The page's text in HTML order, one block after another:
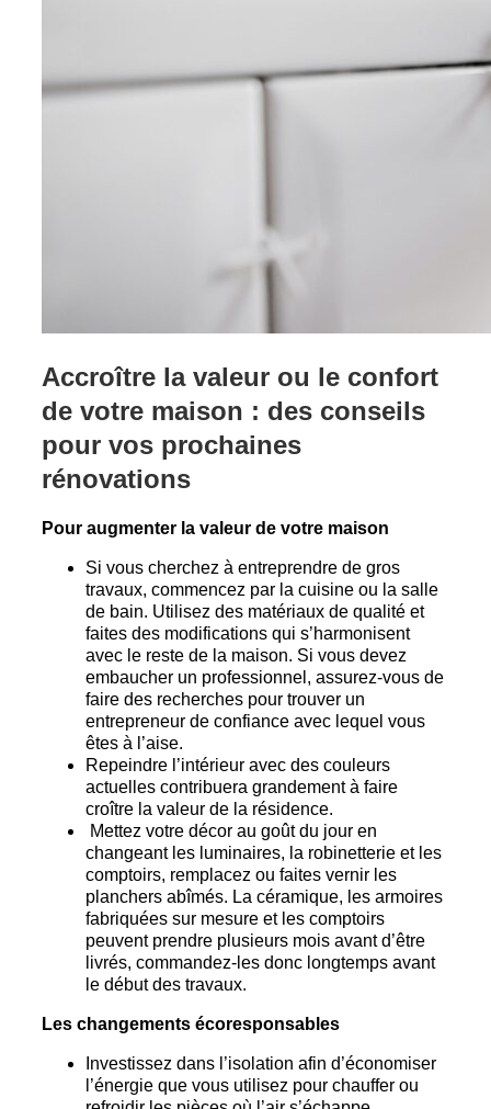
Accroître la valeur ou le confort
de votre maison : des conseils
pour vos prochaines
rénovations
Pour augmenter la valeur de votre maison
Si vous cherchez à entreprendre de gros
travaux, commencez par la cuisine ou la salle
de bain. Utilisez des matériaux de qualité et
faites des modifications qui s’harmonisent
avec le reste de la maison. Si vous devez
embaucher un professionnel, assurez-vous de
faire des recherches pour trouver un
entrepreneur de confiance avec lequel vous
êtes à l’aise.
Repeindre l’intérieur avec des couleurs
actuelles contribuera grandement à faire
croître la valeur de la résidence.
Mettez votre décor au goût du jour en
changeant les luminaires, la robinetterie et les
comptoirs, remplacez ou faites vernir les
planchers abîmés. La céramique, les armoires
fabriquées sur mesure et les comptoirs
peuvent prendre plusieurs mois avant d’être
livrés, commandez-les donc longtemps avant
le début des travaux.
Les changements écoresponsables
Investissez dans l’isolation afin d’économiser
l’énergie que vous utilisez pour chauffer ou